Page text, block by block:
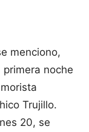
menciono,
noche
Trujillo.
20, se